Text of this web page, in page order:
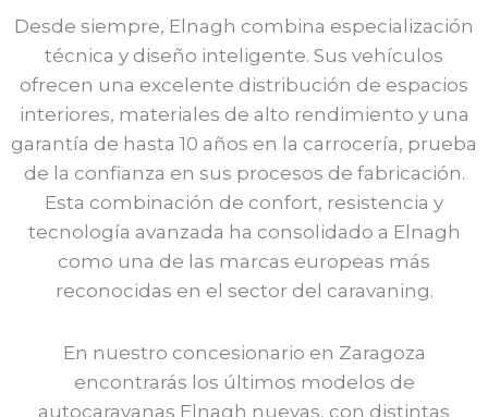
Desde siempre, Elnagh combina especialización
técnica y diseño inteligente. Sus vehículos
ofrecen una excelente distribución de espacios
interiores, materiales de alto rendimiento y una
garantía de hasta 10 años en la carrocería, prueba
de la confianza en sus procesos de fabricación.
Esta combinación de confort, resistencia y
tecnología avanzada ha consolidado a Elnagh
como una de las marcas europeas más
reconocidas en el sector del caravaning.
En nuestro concesionario en Zaragoza
encontrarás los últimos modelos de
autocaravanas Elnagh nuevas, con distintas